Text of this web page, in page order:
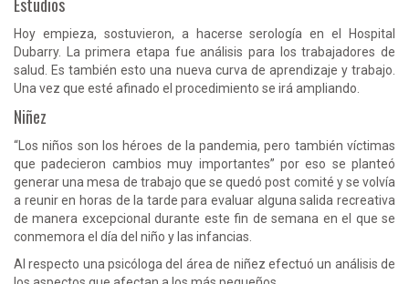
Hoy empieza, sostuvieron, a hacerse serología en el Hospital
Dubarry. La primera etapa fue análisis para los trabajadores de
salud. Es también esto una nueva curva de aprendizaje y trabajo.
Una vez que esté afinado el procedimiento se irá ampliando.
Niñez
“Los niños son los héroes de la pandemia, pero también víctimas
que padecieron cambios muy importantes” por eso se planteó
generar una mesa de trabajo que se quedó post comité y se volvía
a reunir en horas de la tarde para evaluar alguna salida recreativa
de manera excepcional durante este fin de semana en el que se
conmemora el día del niño y las infancias.
Al respecto una psicóloga del área de niñez efectuó un análisis de